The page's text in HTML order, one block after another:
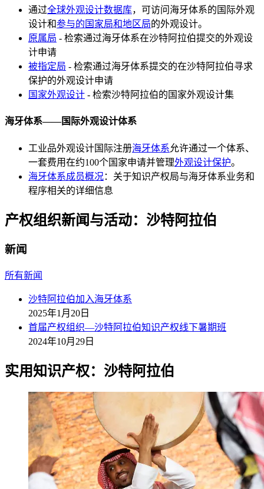
通过全球外观设计数据库，可访问海牙体系的国际外观
设计和参与的国家局和地区局的外观设计。
原属局 - 检索通过海牙体系在沙特阿拉伯提交的外观设
计申请
被指定局 - 检索通过海牙体系提交的在沙特阿拉伯寻求
保护的外观设计申请
国家外观设计 - 检索沙特阿拉伯的国家外观设计集
海牙体系——国际外观设计体系
工业品外观设计国际注册海牙体系允许通过一个体系、
一套费用在约100个国家申请并管理外观设计保护。
海牙体系成员概况：关于知识产权局与海牙体系业务和
程序相关的详细信息
产权组织新闻与活动：沙特阿拉伯
新闻
所有新闻
沙特阿拉伯加入海牙体系
2025年1月20日
首届产权组织—沙特阿拉伯知识产权线下暑期班
2024年10月29日
实用知识产权：沙特阿拉伯